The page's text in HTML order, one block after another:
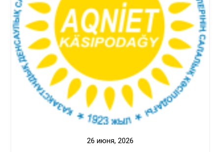
26 июня, 2026